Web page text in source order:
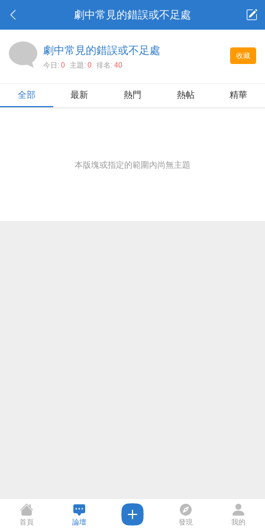
劇中常見的錯誤或不足處
收藏
劇中常見的錯誤或不足處
今日: 0 主題: 0 排名: 40
全部 最新 熱門 熱帖 精華
本版塊或指定的範圍內尚無主題
首頁 論壇 發現 我的